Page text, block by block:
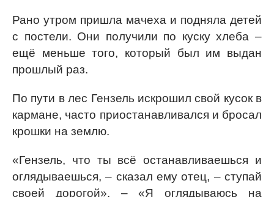
Рано утром пришла мачеха и подняла детей
с постели. Они получили по куску хлеба –
ещё меньше того, который был им выдан
прошлый раз.
По пути в лес Гензель искрошил свой кусок в
кармане, часто приостанавливался и бросал
крошки на землю.
«Гензель, что ты всё останавливаешься и
оглядываешься, – сказал ему отец, – ступай
своей дорогой». – «Я оглядываюсь на